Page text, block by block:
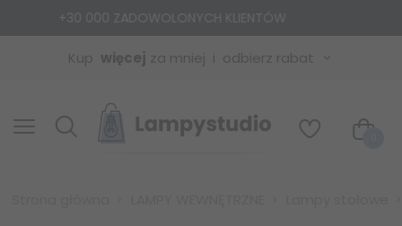
KLIENTÓW
Kup więcej za mniej odbierz rabat